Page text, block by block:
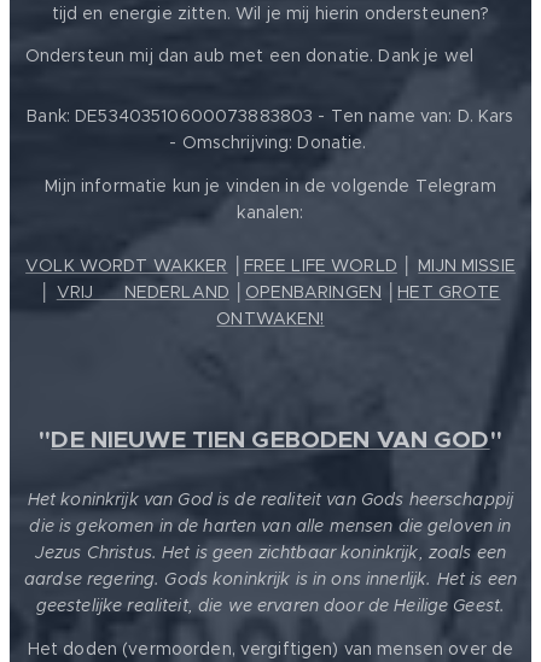
tijd en energie zitten. Wil je mij hierin ondersteunen?
Ondersteun mij dan aub met een donatie. Dank je wel
Bank: DE53403510600073883803 - Ten name van: D. Kars
- Omschrijving: Donatie.
Mijn informatie kun je vinden in de volgende Telegram
kanalen:
VOLK WORDT WAKKER FREE LIFE WORLD
MIJN MISSIE
VRIJ ❤️ NEDERLAND OPENBARINGEN
HET GROTE
ONTWAKEN!
"DE NIEUWE TIEN GEBODEN VAN GOD"
Het koninkrijk van God is de realiteit van Gods heerschappij
die is gekomen in de harten van alle mensen die geloven in
Jezus Christus. Het is geen zichtbaar koninkrijk, zoals een
aardse regering. Gods koninkrijk is in ons innerlijk. Het is een
geestelijke realiteit, die we ervaren door de Heilige Geest.
Het doden (vermoorden, vergiftigen) van mensen over de